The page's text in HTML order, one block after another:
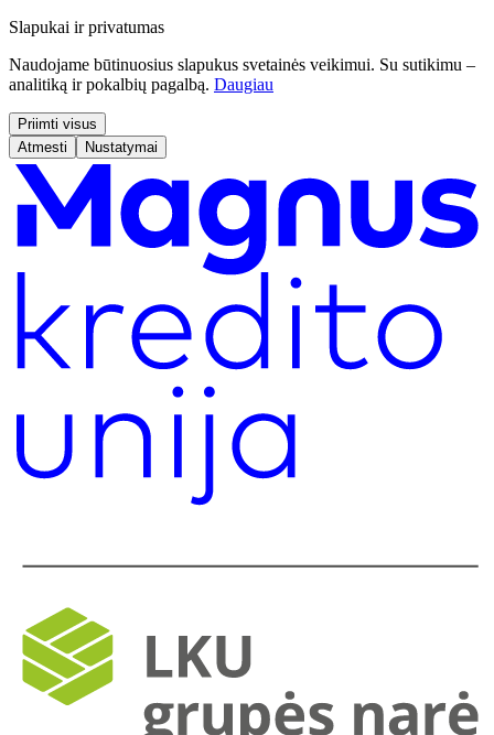
Slapukai ir privatumas
Naudojame būtinuosius slapukus svetainės veikimui. Su sutikimu –
analitiką ir pokalbių pagalbą. Daugiau
Priimti visus
Atmesti
Nustatymai